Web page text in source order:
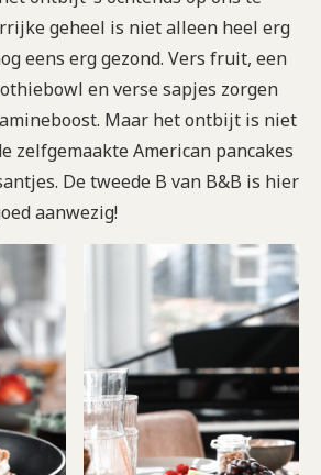
geheel is niet alleen heel erg
eens erg gezond. Vers fruit, een
en verse sapjes zorgen
Maar het ontbijt is niet
zelfgemaakte American pancakes
De tweede B van B&B is hier
aanwezig!